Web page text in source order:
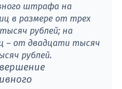
штрафа на
в размере от трех
рублей; на
– от двадцати тысяч
рублей.